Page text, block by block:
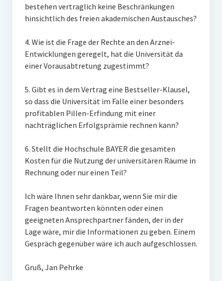
bestehen vertraglich keine Beschränkungen
hinsichtlich des freien akademischen Austausches?
4. Wie ist die Frage der Rechte an den Arznei-
Entwicklungen geregelt, hat die Universität da
einer Vorausabtretung zugestimmt?
5. Gibt es in dem Vertrag eine Bestseller-Klausel,
so dass die Universität im Falle einer besonders
profitablen Pillen-Erfindung mit einer
nachträglichen Erfolgsprämie rechnen kann?
6. Stellt die Hochschule BAYER die gesamten
Kosten für die Nutzung der universitären Räume in
Rechnung oder nur einen Teil?
Ich wäre Ihnen sehr dankbar, wenn Sie mir die
Fragen beantworten könnten oder einen
geeigneten Ansprechpartner fänden, der in der
Lage wäre, mir die Informationen zu geben. Einem
Gespräch gegenüber wäre ich auch aufgeschlossen.
Gruß, Jan Pehrke